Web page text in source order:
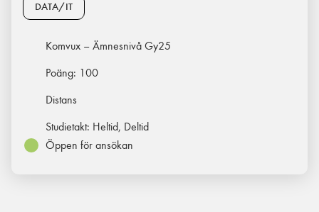
DATA/IT
Komvux – Ämnesnivå Gy25
Poäng: 100
Distans
Studietakt: Heltid, Deltid
Öppen för ansökan